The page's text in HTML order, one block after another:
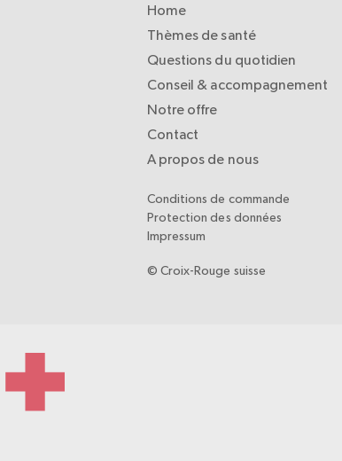
Home
Thèmes de santé
Questions du quotidien
Conseil & accompagnement
Notre offre
Contact
A propos de nous
Conditions de commande
Protection des données
Impressum
© Croix-Rouge suisse